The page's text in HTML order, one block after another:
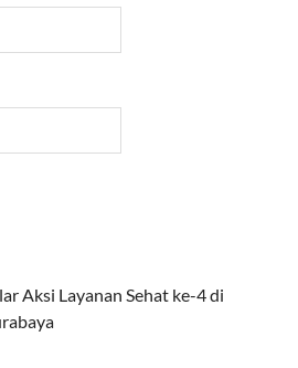
Aksi Layanan Sehat ke-4 di